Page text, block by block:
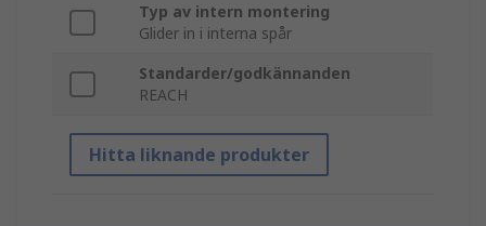
Typ av intern montering
Glider in i interna spår
Standarder/godkännanden
REACH
Hitta liknande produkter